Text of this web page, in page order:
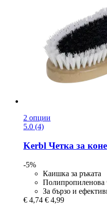
2 опции
5.0 (4)
Kerbl Четка за
-5%
Каишка за ръката
Полипропиленова
За бързо и
€ 4,74 € 4,99